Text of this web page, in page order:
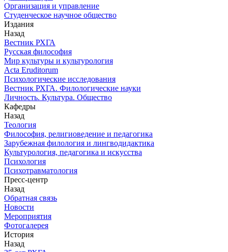
Организация и управление
Студенческое научное общество
Издания
Назад
Вестник РХГА
Русская философия
Мир культуры и культурология
Acta Eruditorum
Психологические исследования
Вестник РХГА. Филологические науки
Личность. Культура. Общество
Кафедры
Назад
Теология
Философия, религиоведение и педагогика
Зарубежная филология и лингводидактика
Культурология, педагогика и искусства
Психология
Психотравматология
Пресс-центр
Назад
Обратная связь
Новости
Мероприятия
Фотогалерея
История
Назад